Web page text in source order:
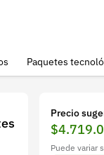
Paquetes
Precio
Puede variar